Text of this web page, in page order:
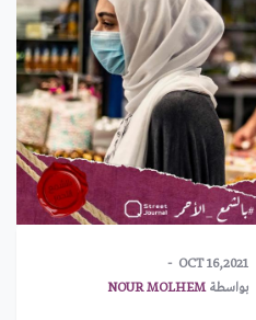
OCT 16,2021
بواسطةNOUR MOLHEM